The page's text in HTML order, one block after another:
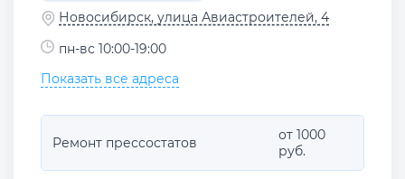
Новосибирск, улица Авиастроителей, 4
пн-вс 10:00-19:00
Показать все адреса
Ремонт прессостатов
от 1000
руб.